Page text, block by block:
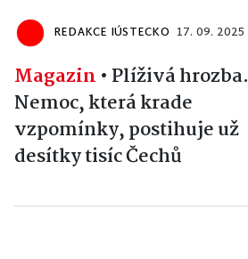
REDAKCE IÚSTECKO 17. 09. 2025
Magazin • Plíživá hrozba.
Nemoc, která krade
vzpomínky, postihuje už
desítky tisíc Čechů